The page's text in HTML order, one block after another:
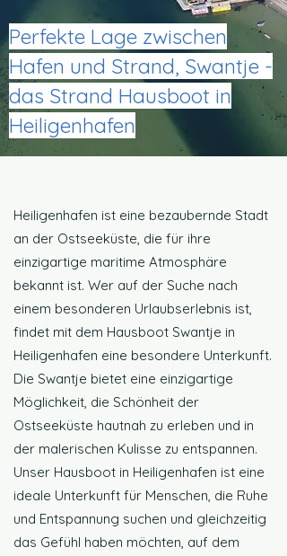
Perfekte Lage zwischen
Hafen und Strand, Swantje -
das Strand Hausboot in
Heiligenhafen
Heiligenhafen ist eine bezaubernde Stadt
an der Ostseeküste, die für ihre
einzigartige maritime Atmosphäre
bekannt ist. Wer auf der Suche nach
einem besonderen Urlaubserlebnis ist,
findet mit dem Hausboot Swantje in
Heiligenhafen eine besondere Unterkunft.
Die Swantje bietet eine einzigartige
Möglichkeit, die Schönheit der
Ostseeküste hautnah zu erleben und in
der malerischen Kulisse zu entspannen.
Unser Hausboot in Heiligenhafen ist eine
ideale Unterkunft für Menschen, die Ruhe
und Entspannung suchen und gleichzeitig
das Gefühl haben möchten, auf dem